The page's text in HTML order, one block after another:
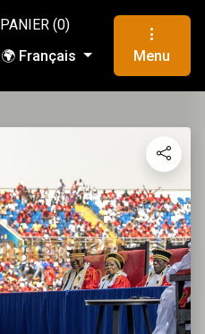
PANIER (0)
🌍 Français
Menu